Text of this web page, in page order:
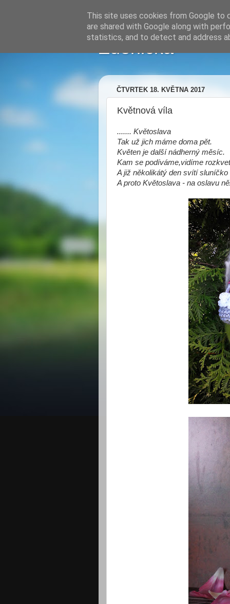
Zdenička
ČTVRTEK 18. KVĚTNA 2017
Květnová víla
....... Květoslava
Tak už jich máme doma pět.
Květen je další nádherný měsíc.
Kam se podíváme,vidíme
A již několikátý den svítí sluníčko
A proto Květoslava - na oslavu
This site uses cookies from Google to
are shared with Google along with
statistics, and to detect and address